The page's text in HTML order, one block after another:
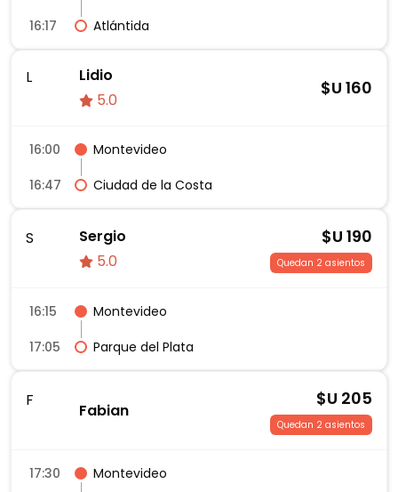
16:17
Atlántida
L
Lidio
5.0
$U 160
16:00
Montevideo
16:47
Ciudad de la Costa
S
Sergio
5.0
$U 190
Quedan 2 asientos
16:15
Montevideo
17:05
Parque del Plata
F
Fabian
$U 205
Quedan 2 asientos
17:30
Montevideo